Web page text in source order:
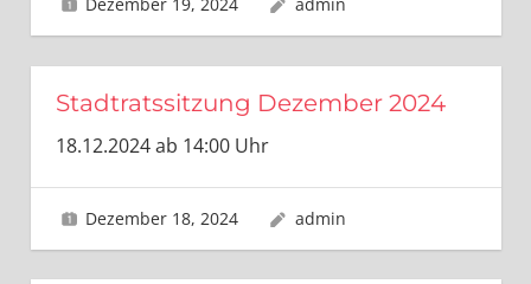
Stadtratssitzung Dezember 2024
18.12.2024 ab 14:00 Uhr
Dezember 18, 2024 admin